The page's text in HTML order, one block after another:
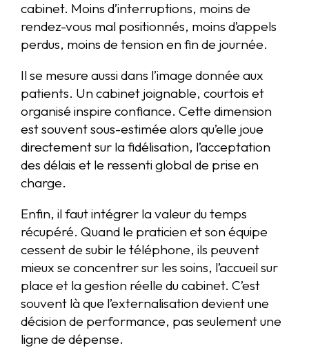
cabinet. Moins d’interruptions, moins de
rendez-vous mal positionnés, moins d’appels
perdus, moins de tension en fin de journée.
Il se mesure aussi dans l’image donnée aux
patients. Un cabinet joignable, courtois et
organisé inspire confiance. Cette dimension
est souvent sous-estimée alors qu’elle joue
directement sur la fidélisation, l’acceptation
des délais et le ressenti global de prise en
charge.
Enfin, il faut intégrer la valeur du temps
récupéré. Quand le praticien et son équipe
cessent de subir le téléphone, ils peuvent
mieux se concentrer sur les soins, l’accueil sur
place et la gestion réelle du cabinet. C’est
souvent là que l’externalisation devient une
décision de performance, pas seulement une
ligne de dépense.